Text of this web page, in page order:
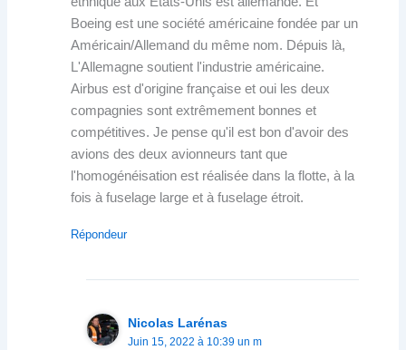
Boeing est une société américaine fondée par un
Américain/Allemand du même nom. Dépuis là,
L'Allemagne soutient l'industrie américaine.
Airbus est d'origine française et oui les deux
compagnies sont extrêmement bonnes et
compétitives. Je pense qu'il est bon d'avoir des
avions des deux avionneurs tant que
l'homogénéisation est réalisée dans la flotte, à la
fois à fuselage large et à fuselage étroit.
Répondeur
Nicolas Larénas
Juin 15, 2022 à 10:39 un m